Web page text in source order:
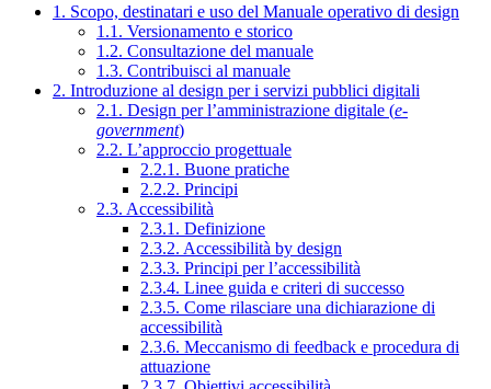
1. Scopo, destinatari e uso del Manuale operativo di design
1.1. Versionamento e storico
1.2. Consultazione del manuale
1.3. Contribuisci al manuale
2. Introduzione al design per i servizi pubblici digitali
2.1. Design per l’amministrazione digitale (e-
government)
2.2. L’approccio progettuale
2.2.1. Buone pratiche
2.2.2. Principi
2.3. Accessibilità
2.3.1. Definizione
2.3.2. Accessibilità by design
2.3.3. Principi per l’accessibilità
2.3.4. Linee guida e criteri di successo
2.3.5. Come rilasciare una dichiarazione di
accessibilità
2.3.6. Meccanismo di feedback e procedura di
attuazione